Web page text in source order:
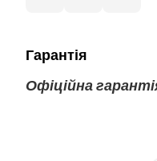
Гарантія
Офіційна